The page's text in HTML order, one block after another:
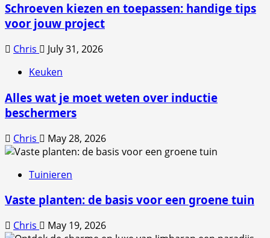
Schroeven kiezen en toepassen: handige tips
voor jouw project
Chris
July 31, 2026
Keuken
Alles wat je moet weten over inductie
beschermers
Chris May 28, 2026
Tuinieren
Vaste planten: de basis voor een groene tuin
Chris May 19, 2026